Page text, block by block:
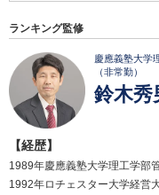
ランキング監修
慶應義塾大学
（非常勤）
鈴木秀
【経歴】
1989年慶應義塾大学理工学部
1992年ロチェスター大学経営